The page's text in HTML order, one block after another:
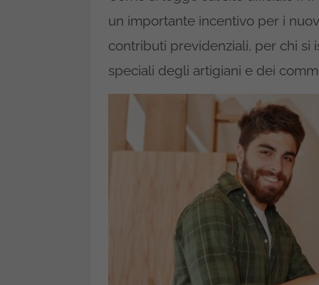
un importante incentivo per i
contributi previdenziali, per chi si
speciali degli artigiani e dei